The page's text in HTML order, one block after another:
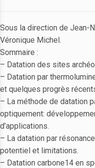
Sous la direction de Jean-
Véronique Michel.
Sommaire :
– Datation des sites
– Datation par
et quelques progrès
– La méthode de datation
optiquement:
d’applications.
– La datation par
potentiel et limitations.
– Datation carbone14 en